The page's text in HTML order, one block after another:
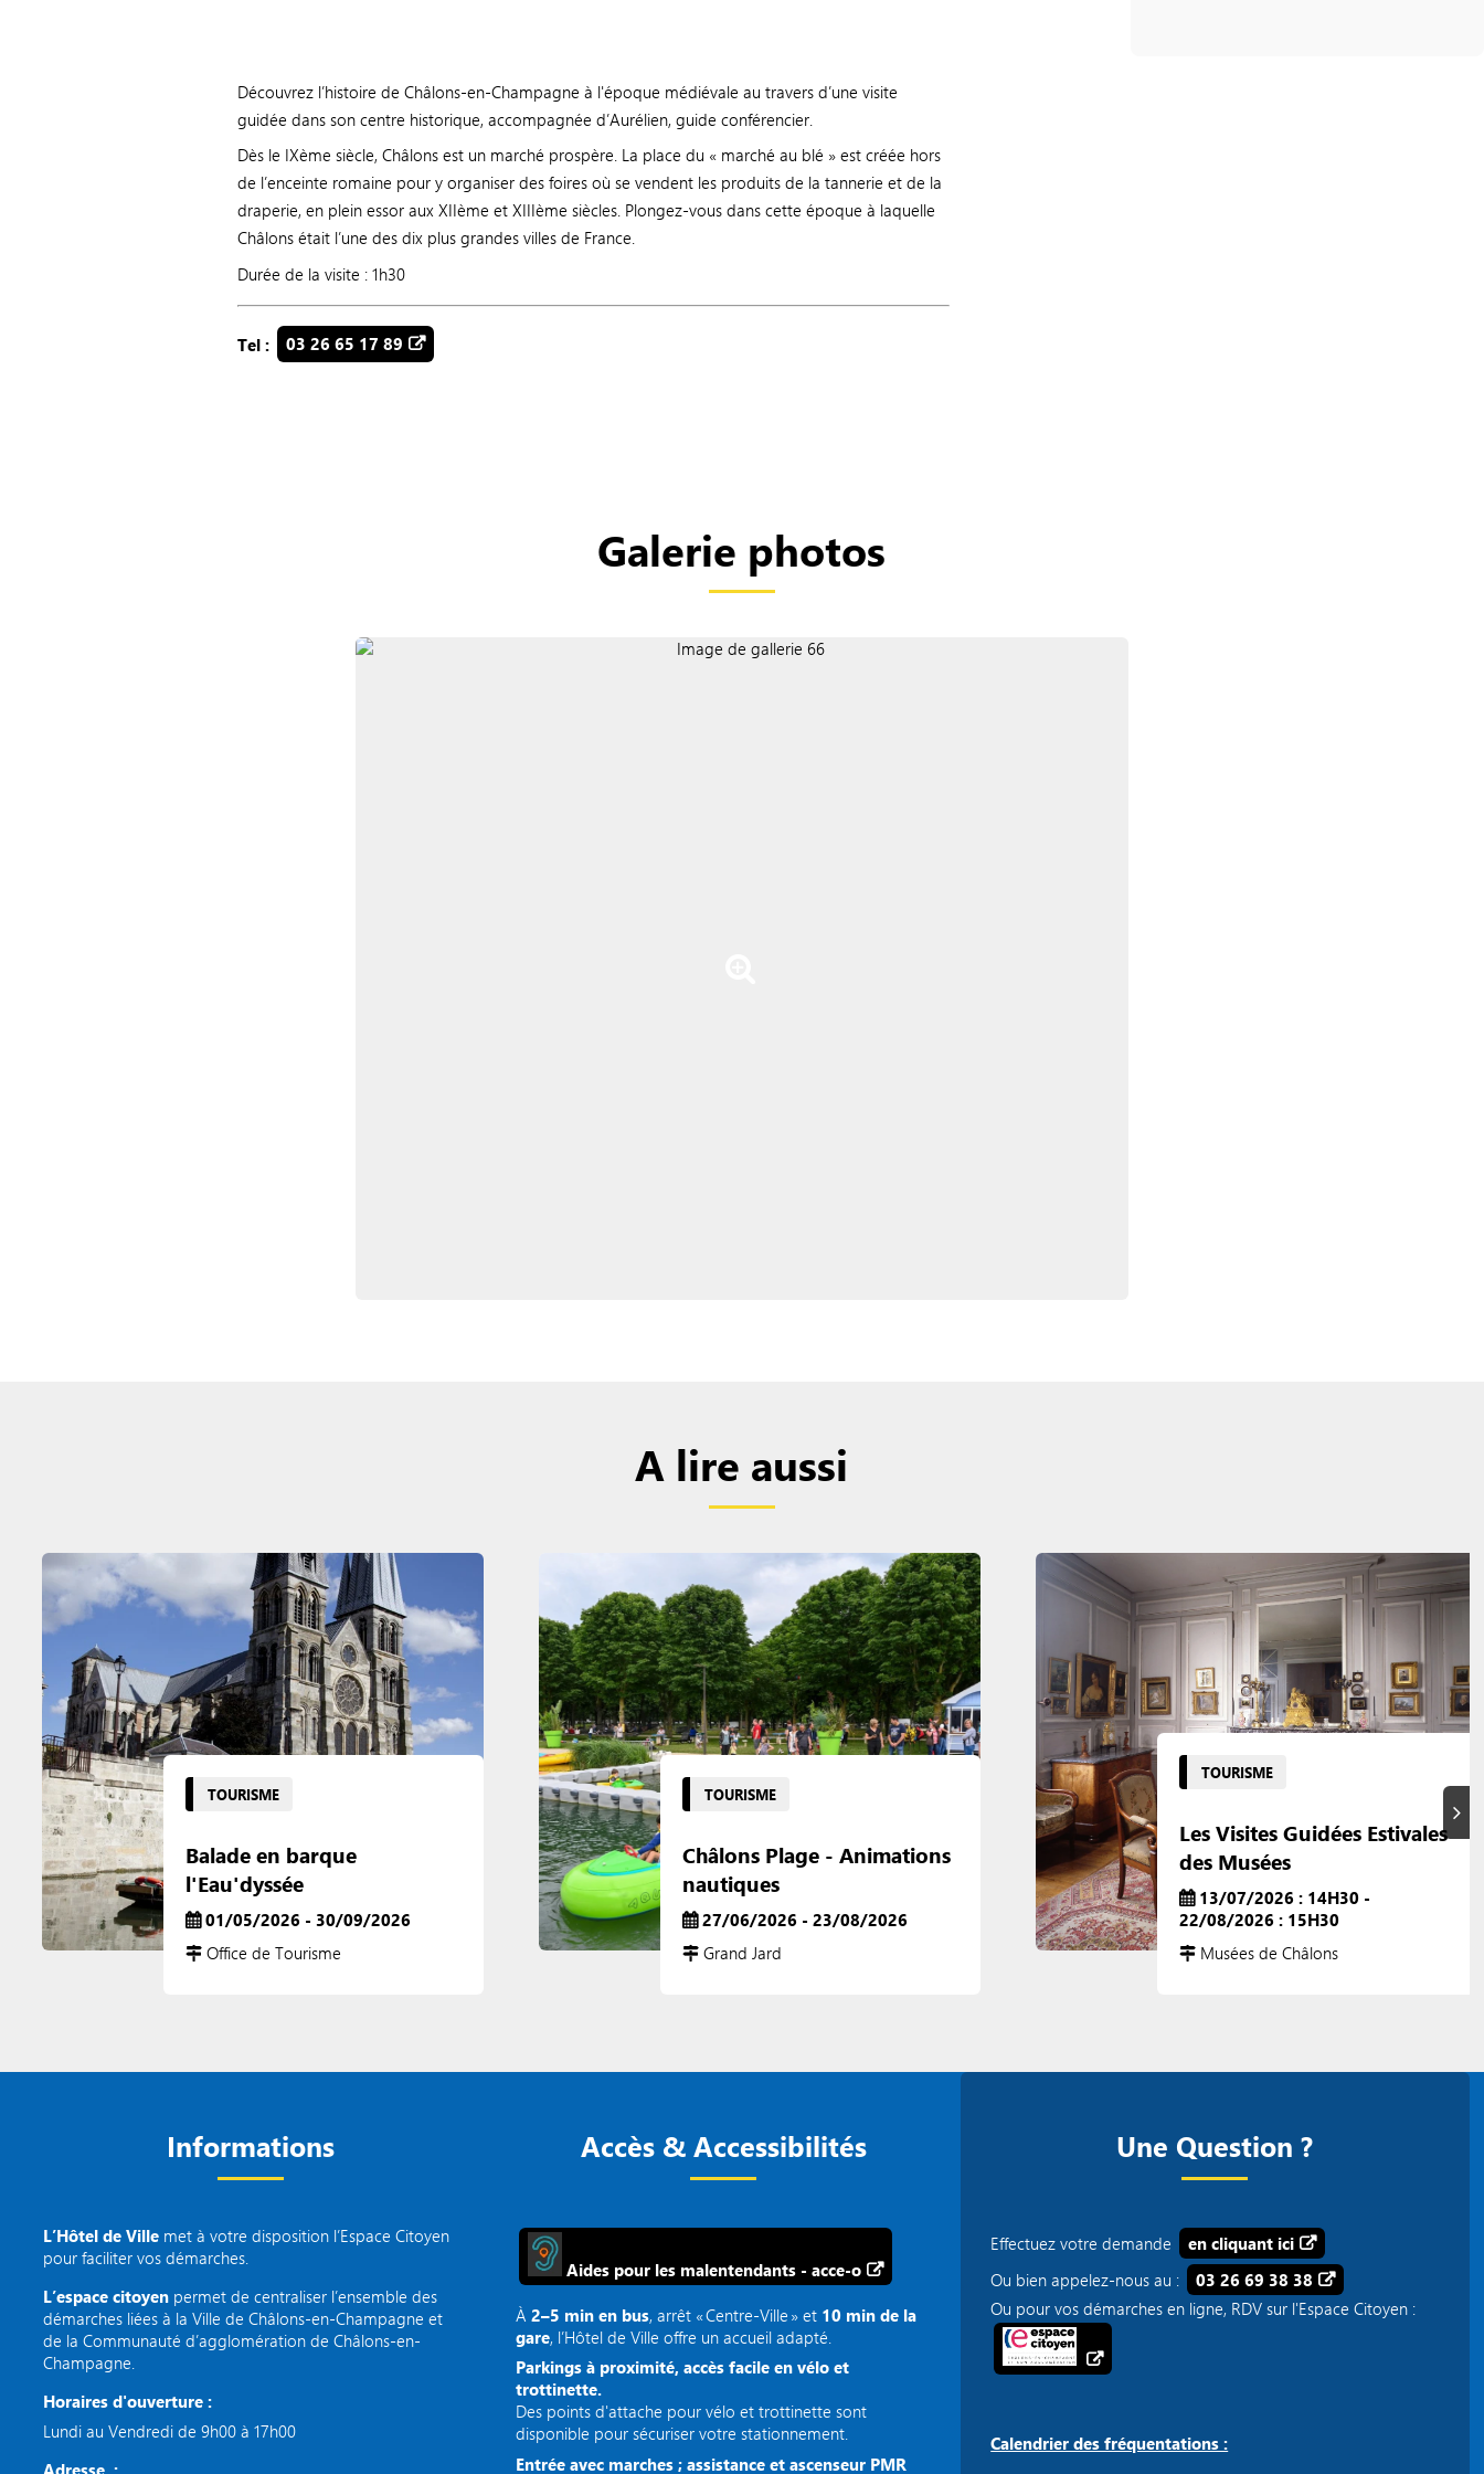
Découvrez l’histoire de Châlons-en-Champagne à l'époque médiévale au travers d’une visite
guidée dans son centre historique, accompagnée d’Aurélien, guide conférencier.
Dès le IXème siècle, Châlons est un marché prospère. La place du « marché au blé » est créée hors
de l’enceinte romaine pour y organiser des foires où se vendent les produits de la tannerie et de la
draperie, en plein essor aux XIIème et XIIIème siècles. Plongez-vous dans cette époque à laquelle
Châlons était l’une des dix plus grandes villes de France.
Durée de la visite : 1h30
Tel : 03 26 65 17 89
Galerie photos
A lire aussi
TOURISME
Balade en barque
l'Eau'dyssée
01/05/2026 - 30/09/2026
Office de Tourisme
TOURISME
Châlons Plage - Animations
nautiques
27/06/2026 - 23/08/2026
Grand Jard
TOURISME
Les Visites Guidées Estivales
des Musées
13/07/2026 : 14H30 -
22/08/2026 : 15H30
Musées de Châlons
Informations
L’Hôtel de Ville met à votre disposition l’Espace Citoyen
pour faciliter vos démarches.
L’espace citoyen permet de centraliser l’ensemble des
démarches liées à la Ville de Châlons-en-Champagne et
de la Communauté d’agglomération de Châlons-en-
Champagne.
Horaires d'ouverture :
Lundi au Vendredi de 9h00 à 17h00
Accès & Accessibilités
Aides pour les malentendants - acce-o
À2–5 min en bus, arrêt « Centre‑Ville » et 10 min de la
gare, l’Hôtel de Ville offre un accueil adapté.
Parkings à proximité, accès facile en vélo et
trottinette.
Des points d'attache pour vélo et trottinette sont
disponible pour sécuriser votre stationnement.
Entrée avec marches ; assistance et ascenseur PMR
Une Question ?
Effectuez votre demande
en cliquant ici
Ou bien appelez-nous au :
03 26 69 38 38
Ou pour vos démarches en ligne, RDV sur l'Espace Citoyen :
Calendrier des fréquentations :